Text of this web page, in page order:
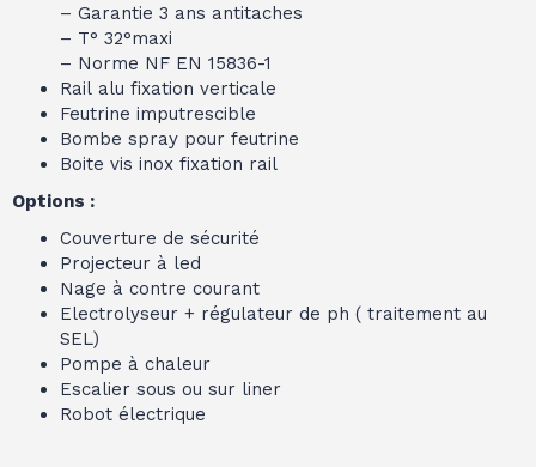
– Garantie 3 ans antitaches
– T° 32°maxi
– Norme NF EN 15836-1
Rail alu fixation verticale
Feutrine imputrescible
Bombe spray pour feutrine
Boite vis inox fixation rail
Options :
Couverture de sécurité
Projecteur à led
Nage à contre courant
Electrolyseur + régulateur de ph ( traitement au
SEL)
Pompe à chaleur
Escalier sous ou sur liner
Robot électrique